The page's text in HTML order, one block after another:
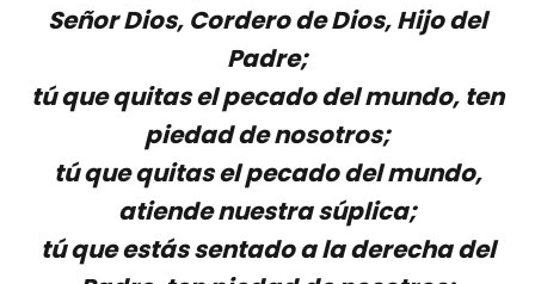
Señor Dios, Cordero de Dios, Hijo del
Padre;
tú que quitas el pecado del mundo, ten
piedad de nosotros;
tú que quitas el pecado del mundo,
atiende nuestra súplica;
tú que estás sentado a la derecha del